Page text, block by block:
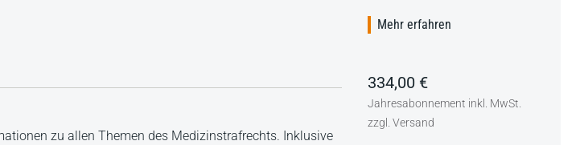
zu allen Themen des Medizinstrafrechts. Inklusive
Mehr erfahren
334,00 €
Jahresabonnement inkl. MwSt.
zzgl. Versand